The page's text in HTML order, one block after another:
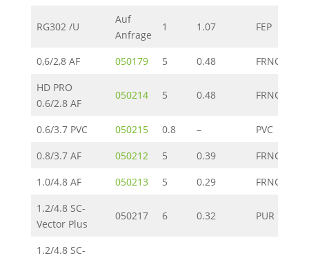
RG302 /U
Auf
Anfrage
1 1.07 FEP
0,6/2,8 AF 050179 5 0.48 FRNC
HD PRO
0.6/2.8 AF
050214 5 0.48 FRNC
0.6/3.7 PVC 050215 0.8 – PVC
0.8/3.7 AF
050212 5 0.39 FRNC
1.0/4.8 AF
050213 5 0.29 FRNC
1.2/4.8 SC-
Vector Plus
050217 6 0.32 PUR
1.2/4.8 SC-